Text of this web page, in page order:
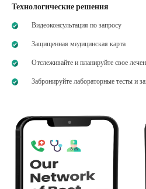
Технологические решения
Видеоконсультация по запросу
Защищенная медицинская карта
Отслеживайте и планируйте свое
Забронируйте лабораторные тесты и